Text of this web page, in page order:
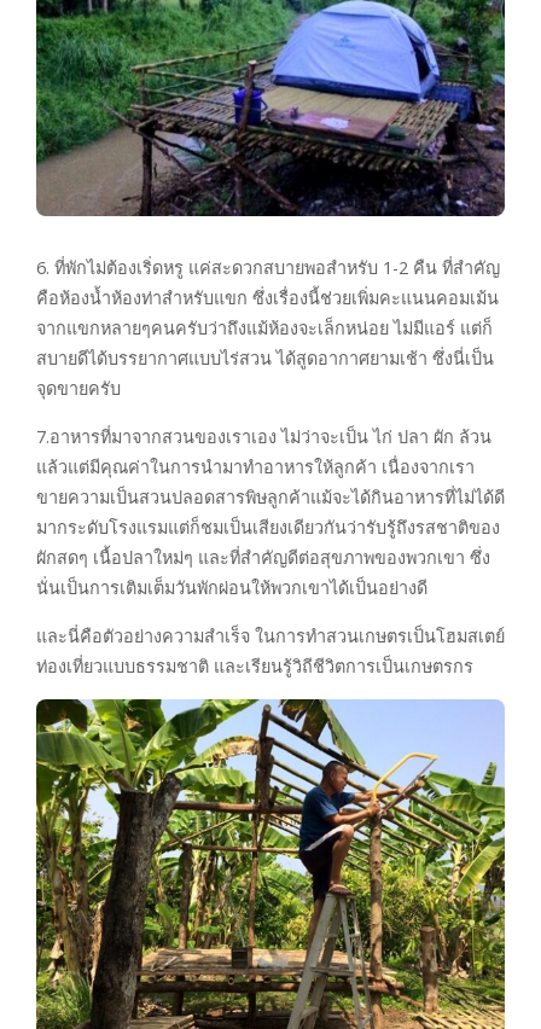
6. ที่พักไม่ต้องเริ่ดหรู แค่สะดวกสบายพอสำหรับ 1-2 คืน ที่สำคัญ
คือห้องน้ำห้องท่าสำหรับแขก ซึ่งเรื่องนี้ช่วยเพิ่มคะแนนคอมเม้น
จากแขกหลายๆคนครับว่าถึงแม้ห้องจะเล็กหน่อย ไม่มีแอร์ แต่ก็
สบายดีได้บรรยากาศแบบไร่สวน ได้สูดอากาศยามเช้า ซึ่งนี่เป็น
จุดขายครับ
7.อาหารที่มาจากสวนของเราเอง ไม่ว่าจะเป็น ไก่ ปลา ผัก ล้วน
แล้วแต่มีคุณค่าในการนำมาทำอาหารให้ลูกค้า เนื่องจากเรา
ขายความเป็นสวนปลอดสารพิษลูกค้าแม้จะได้กินอาหารที่ไม่ได้ดี
มากระดับโรงแรมแต่ก็ชมเป็นเสียงเดียวกันว่ารับรู้ถึงรสชาติของ
ผักสดๆ เนื้อปลาใหม่ๆ และที่สำคัญดีต่อสุขภาพของพวกเขา ซึ่ง
นั่นเป็นการเติมเต็มวันพักผ่อนให้พวกเขาได้เป็นอย่างดี
และนี่คือตัวอย่างความสำเร็จ ในการทำสวนเกษตรเป็นโฮมสเตย์
ท่องเที่ยวแบบธรรมชาติ และเรียนรู้วิถีชีวิตการเป็นเกษตรกร